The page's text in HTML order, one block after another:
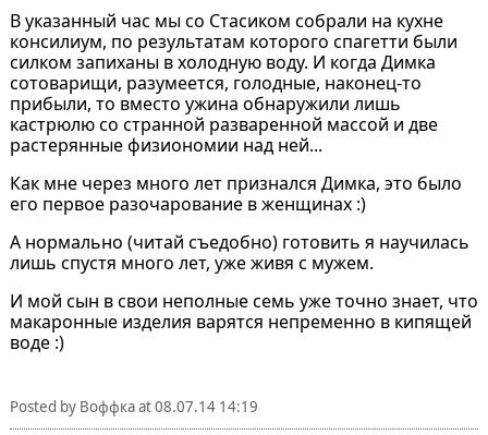
В указанный час мы со Стасиком собрали на кухне
консилиум, по результатам которого спагетти были
силком запиханы в холодную воду. И когда Димка
сотоварищи, разумеется, голодные, наконец-то
прибыли, то вместо ужина обнаружили лишь
кастрюлю со странной разваренной массой и две
растерянные физиономии над ней...
Как мне через много лет признался Димка, это было
его первое разочарование в женщинах :)
А нормально (читай съедобно) готовить я научилась
лишь спустя много лет, уже живя с мужем.
И мой сын в свои неполные семь уже точно знает, что
макаронные изделия варятся непременно в кипящей
воде :)
Posted by Воффкаat08.07.14 14:19